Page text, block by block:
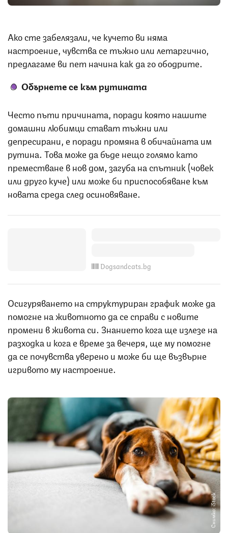
Ако сте забелязали, че кучето ви няма
настроение, чувства се тъжно или летаргично,
предлагаме ви пет начина как да го ободрите.
Обърнете се към рутината
Често пъти причината, поради която нашите
домашни любимци стават тъжни или
депресирани, е поради промяна в обичайната им
рутина. Това може да бъде нещо голямо като
преместване в нов дом, загуба на спътник (човек
или друго куче) или може би приспособяване към
новата среда след осиновяване.
Dogsandcats.bg
Осигуряването на структуриран график може да
помогне на животното да се справи с новите
промени в живота си. Знанието кога ще излезе на
разходка и кога е време за вечеря, ще му помогне
да се почувства уверено и може би ще възвърне
игривото му настроение.
Снимка: iStock